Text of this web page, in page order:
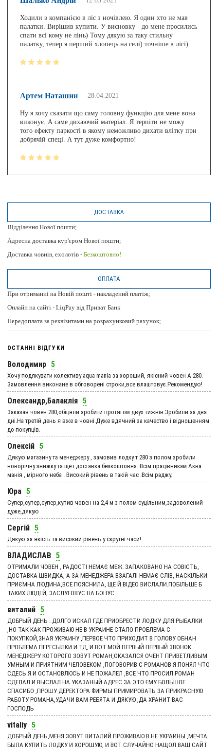
Ходили з компанією в ліс з ночівлею. Я один хто не мав
палатки. Вирішив купити. У висновку - до мене просились
спати всі кому не лінь) Тому дякую за таку стильну
палатку, тепер я перший хлопець на селі) точніше в лісі)
Артем Наташин 28.04.2021
Ну я хочу сказати що саму головну функцію для мене вона
виконує. А саме дихаючий матеріал. Я терпіти не можу
того ефекту паркості в якому неможливо дихати влітку при
добрячій спеці. А тут дуже комфортно!
ДОСТАВКА
Відділення Нової пошти;
Адресна доставка кур'єром Нової пошти;
Доставка човнів, ехолотів - Безкоштовно!
ОПЛАТА
При отриманні на Новій пошті - накладений платіж;
Онлайн на сайті - LiqPay від Приват Банк
Передоплата за реквізитами на розрахунковий рахунок;
ОСТАННІ ВІДГУКИ
Володимир 5
Хочу подякувати колективу aqua mania за хороший, якісний човен А-280.
Замовлення виконане в обговорені строки,все влаштовує.Рекомендую!
Олександр,Балаклія 5
Заказав човен 280,обіцяли зробити протягом двух тижнів.Зробили за два
дні.На третій день я вже в човні.Дуже вдячний за качество і відношенням
до покупців.
Олексій 5
Дякую магазину та менеджеру , замовив лодку т 280 з полом зробили
новорічну знижку та ще і доставка безкоштовна. Всім працівникам Аква
манія , мірного неба . Високий рівень в такій час .Всім раджу.
Юра 5
Супер,супер,супер,купив човен на 2,4 м з полом суцільним,задоволений
дуже,дякую
Сергій 5
Дякую за якість та високий рівень у скрутні часи!
ВЛАДИСЛАВ 5
ОТРИМАЛИ ЧОВЕН , РАДОСТІ НЕМАЄ МЕЖ. ЗАПАКОВАНО НА СОВІСТЬ,
ДОСТАВКА ШВИДКА, А ЗА МЕНЕДЖЕРА ВЗАГАЛІ НЕМАЄ СЛІВ, НАСКІЛЬКИ
ПРИЄМНА ЛЮДИНА,ВСЕ ПОЯСНИЛА, ЩЕ Й ВІДЕО ВИСЛАЛИ.ПОБІЛЬШЕ Б
ТАКИХ ЛЮДЕЙ, ЗАСЛУГОВУЄ НА БОНУС
виталий 5
ДОБРЫЙ ДЕНЬ . ДОЛГО ИСКАЛ ГДЕ ПРИОБРЕСТИ ЛОДКУ ДЛЯ РЫБАЛКИ
,НО ТАК КАК ПРОЖИВАЮ НЕ В УКРАИНЕ СТАЛО ПРОБЛЕМА С
ПОКУПКОЙ,ЗНАЯ УКРАИНУ ,ПЕРВОЕ ЧТО ПРИХОДИТ В ГОЛОВУ ОБНАН
ПРОБЛЕМА ПЕРЕСЫЛКИ И ТД, И ВОТ МОЙ ПЕРВЫЙ ПЕРВЫЙ ЗВОНОК
МЕНЕДЖЕРУ КОТОРОГО ЗОВУТ РОМАН,ОКАЗАЛСЯ ОЧЕНТ ПРИВЕТЛИВЫМ
УМНЫМ И ПРИЯТНИМ ЧЕЛОВЕКОМ ,ПОГОВОРИВ С РОМАНОВ Я ПОНЯЛ ЧТО
СДЕСЬ Я И ОСТАНОВЛЮСЬ И НЕ ПОЖАЛЕЛ ,ВСЕ ЧТО ПРОСИЛ РОМАН
СДЕЛАЛ И ВЫСЛАЛ НА УКАЗАНЫЙ АДРЕС ЗА ЭТО ЕМУ БОЛЬШОЕ
СПАСИБО ,ПРОШУ ДЕРЕКТОРА ФИРМЫ ПРИМИРОВАТЬ ЗА ПРИКРАСНУЮ
РАБОТУ РОМАНА,УДАЧИ ВАМ РЕБЯТА И ДЯКУЮ ,ДА ХРАНИТ ВАС
ГОСПОДЬ
vitaliy 5
ДОБРЫЙ ДЕНЬ,МЕНЯ ЗОВУТ ВИТАЛИЙ ПРОЖИВАЮ В НЕ УКРАИНЫ ,МЕЧТА
БЫЛА КУПИТЬ ЛОДКУ И ХОРОШУЮ, И ВОТ СЛУЧАЙНО НАЩОЛ ВАШ САЙТ